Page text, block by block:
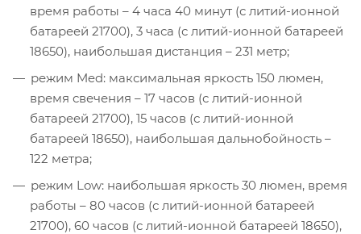
время работы – 4 часа 40 минут (с литий-ионной
батареей 21700), 3 часа (с литий-ионной батареей
18650), наибольшая дистанция – 231 метр;
режим Med: максимальная яркость 150 люмен,
время свечения – 17 часов (с литий-ионной
батареей 21700), 15 часов (с литий-ионной
батареей 18650), наибольшая дальнобойность –
122 метра;
режим Low: наибольшая яркость 30 люмен, время
работы – 80 часов (с литий-ионной батареей
21700), 60 часов (с литий-ионной батареей 18650),